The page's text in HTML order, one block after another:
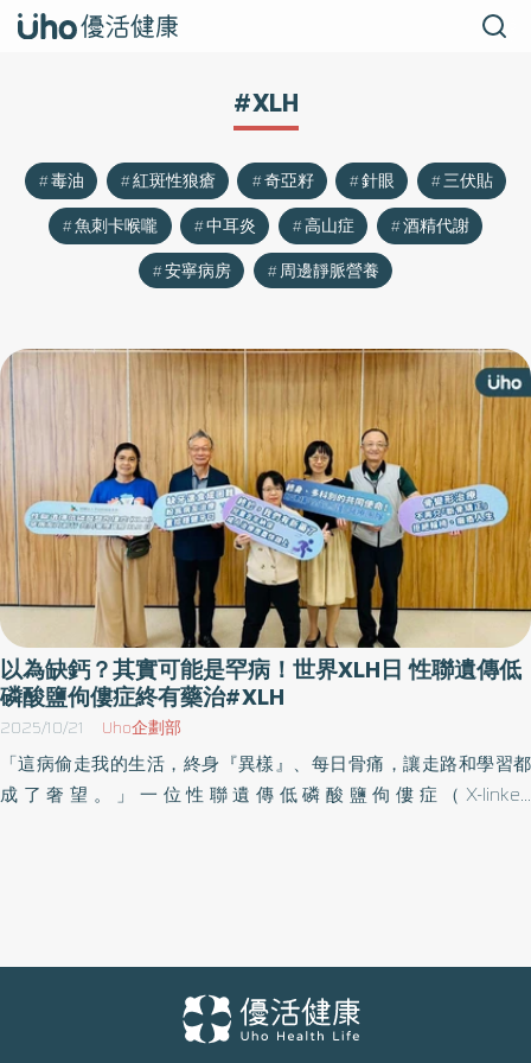
#XLH
毒油 紅斑性狼瘡 奇亞籽 針眼
三伏貼
魚刺卡喉嚨
中耳炎 高山症
酒精代謝
安寧病房
周邊靜脈營養
以為缺鈣？其實可能是罕病！世界XLH日 性聯遺傳低
磷酸鹽佝僂症終有藥治#XLH
2025/10/21 Uho企劃部
「這病偷走我的生活，終身『異樣』、每日骨痛，讓走路和學習都
成了奢望。」一位性聯遺傳低磷酸鹽佝僂症（X-linked
效。臺大醫院小兒內分泌科主治醫師童怡靖說明：「XLH不是單純的
營養缺乏，而是基因異常造成身體無法留住磷。這會讓骨骼發育不